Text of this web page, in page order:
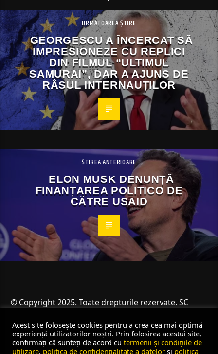
URMĂTOAREA ȘTIRE
GEORGESCU A ÎNCERCAT SĂ
IMPRESIONEZE CU REPLICI
DIN FILMUL “ULTIMUL
SAMURAI”, DAR A AJUNS DE
RÂSUL INTERNAUȚILOR
ȘTIREA ANTERIOARE
ELON MUSK DENUNȚĂ
FINANȚAREA POLITICO DE
CĂTRE USAID
© Copyright 2025. Toate drepturile rezervate. SC
Acest site folosește cookies pentru a crea cea mai optimă
experiență utilizatorilor noștri. Prin folosirea acestui site,
confirmați că sunteți de acord cu termenii și condițiile de
utilizare, politica de confidențialitate a datelor și politica